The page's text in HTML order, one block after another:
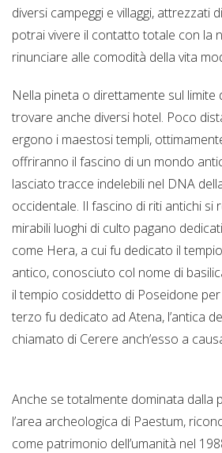
diversi campeggi e villaggi, attrezzati
potrai vivere il contatto totale con la
rinunciare alle comodità della vita
Nella pineta o direttamente sul limite
trovare anche diversi hotel. Poco
ergono i maestosi templi,
offriranno il fascino di un mondo
lasciato tracce indelebili nel DNA
occidentale. Il fascino di riti antichi si
mirabili luoghi di culto pagano
come Hera, a cui fu dedicato il
antico, conosciuto col nome di
il tempio cosiddetto di Poseidone
terzo fu dedicato ad Atena, l’antica
chiamato di Cerere anch’esso a
Anche se totalmente dominata dalla
l’area archeologica di Paestum,
come patrimonio dell’umanità nel